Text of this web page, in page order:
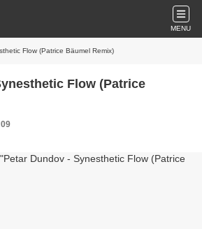
MENU
Flow (Patrice Bäumel Remix)
Flow (Patrice